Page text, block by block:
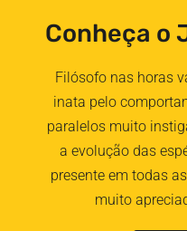
Conheça o
Filósofo nas horas
inata pelo
paralelos muito
a evolução das
presente em todas
muito